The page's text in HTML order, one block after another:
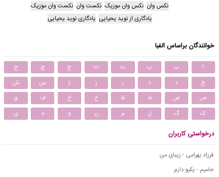
نکس وان نکس وان موزیک نکست وان نکست وان موزیک
یادگاری از نوید یحیایی یادگاری نوید یحیایی
خوانندگان براساس الفبا
ا ب پ ت ث ج چ
ح
خ
د ذ ر ز ژ س
ش
ص
ض ط ظ ع غ ف
ق
ک
گ ل م ن و ه ی
درخواستی کاربران
فرزاد بهرامی - زیبای من
حامیم - یکیو دارم